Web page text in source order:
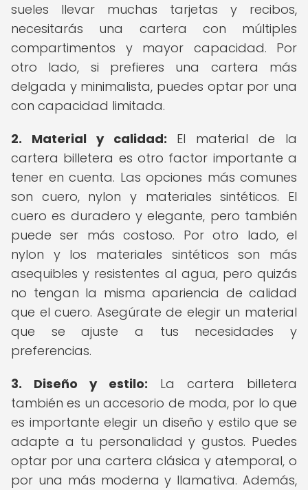
sueles llevar muchas tarjetas y recibos,
necesitarás una cartera con múltiples
compartimentos y mayor capacidad. Por
otro lado, si prefieres una cartera más
delgada y minimalista, puedes optar por una
con capacidad limitada.
2. Material y calidad: El material de la
cartera billetera es otro factor importante a
tener en cuenta. Las opciones más comunes
son cuero, nylon y materiales sintéticos. El
cuero es duradero y elegante, pero también
puede ser más costoso. Por otro lado, el
nylon y los materiales sintéticos son más
asequibles y resistentes al agua, pero quizás
no tengan la misma apariencia de calidad
que el cuero. Asegúrate de elegir un material
que se ajuste a tus necesidades y
preferencias.
3. Diseño y estilo: La cartera billetera
también es un accesorio de moda, por lo que
es importante elegir un diseño y estilo que se
adapte a tu personalidad y gustos. Puedes
optar por una cartera clásica y atemporal, o
por una más moderna y llamativa. Además,